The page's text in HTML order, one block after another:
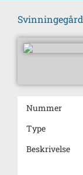
Nummer
Type
Beskrivelse